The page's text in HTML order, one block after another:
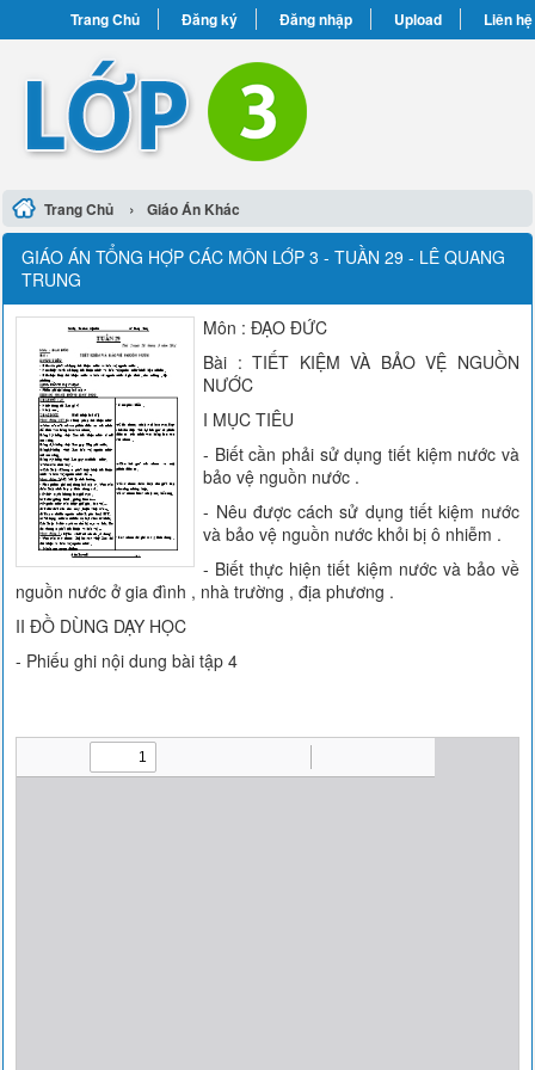
Trang Chủ Đăng ký Đăng nhập Upload Liên hệ
Trang Chủ › Giáo Án Khác
GIÁO ÁN TỔNG HỢP CÁC MÔN LỚP 3 - TUẦN 29 - LÊ QUANG
TRUNG
Môn : ĐẠO ĐỨC
Bài : TIẾT KIỆM VÀ BẢO VỆ NGUỒN
NƯỚC
I MỤC TIÊU
- Biết cần phải sử dụng tiết kiệm nước và
bảo vệ nguồn nước .
- Nêu được cách sử dụng tiết kiệm nước
và bảo vệ nguồn nước khỏi bị ô nhiễm .
- Biết thực hiện tiết kiệm nước và bảo về
nguồn nước ở gia đình , nhà trường , địa phương .
II ĐỒ DÙNG DẠY HỌC
- Phiếu ghi nội dung bài tập 4